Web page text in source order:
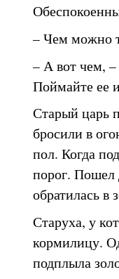
– Чем можно
– А вот чем, –
Поймайте ее
Старый царь
бросили в
пол. Когда
порог. Пошел
обратилась в
Старуха, у
кормилицу.
подплыла